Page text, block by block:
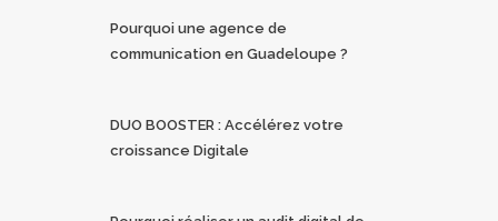
Pourquoi une agence de
communication en Guadeloupe ?
DUO BOOSTER : Accélérez votre
croissance Digitale